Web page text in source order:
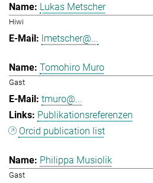
Lukas Metscher
Hiwi
lmetscher@...
Tomohiro Muro
Gast
tmuro@...
Publikationsreferenzen
Orcid publication list
Philippa Musiolik
Gast